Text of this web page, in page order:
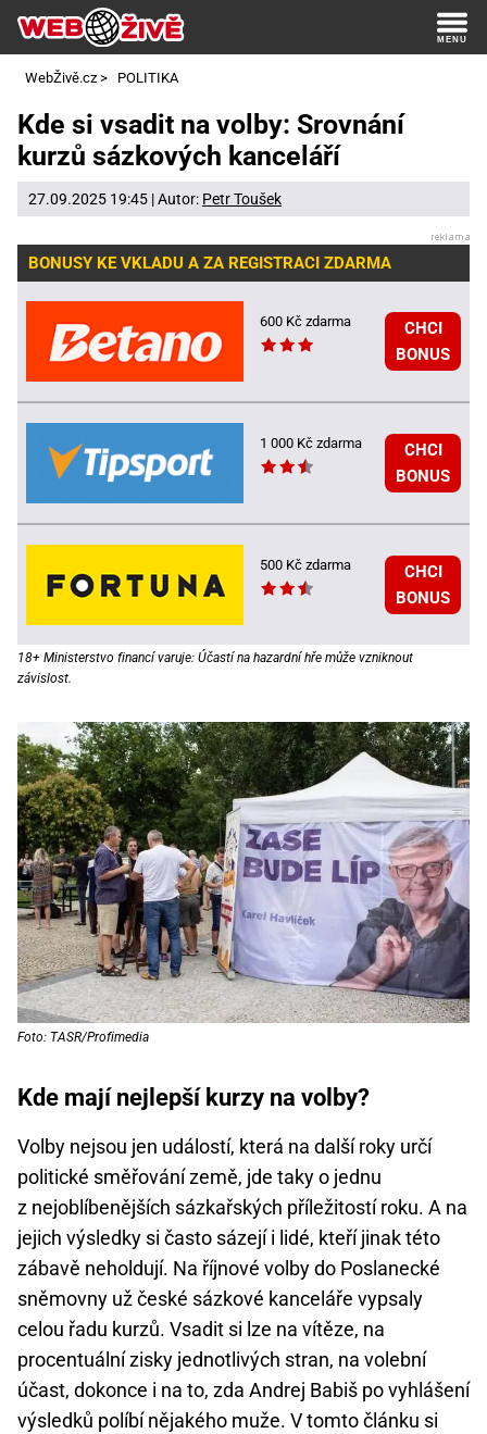
WebŽivě.cz > POLITIKA
Kde si vsadit na volby: Srovnání
kurzů sázkových kanceláří
27.09.2025 19:45 | Autor: Petr Toušek
BONUSY KE VKLADU A ZA REGISTRACI ZDARMA
600 Kč zdarma
CHCI
BONUS
1 000 Kč zdarma
CHCI
BONUS
500 Kč zdarma
CHCI
BONUS
18+ Ministerstvo financí varuje: Účastí na hazardní hře může vzniknout
závislost.
Foto: TASR/Profimedia
Kde mají nejlepší kurzy na volby?
Volby nejsou jen událostí, která na další roky určí
politické směřování země, jde taky o jednu
z nejoblíbenějších sázkařských příležitostí roku. A na
jejich výsledky si často sázejí i lidé, kteří jinak této
zábavě neholdují. Na říjnové volby do Poslanecké
sněmovny už české sázkové kanceláře vypsaly
celou řadu kurzů. Vsadit si lze na vítěze, na
procentuální zisky jednotlivých stran, na volební
účast, dokonce i na to, zda Andrej Babiš po vyhlášení
výsledků políbí nějakého muže. V tomto článku si